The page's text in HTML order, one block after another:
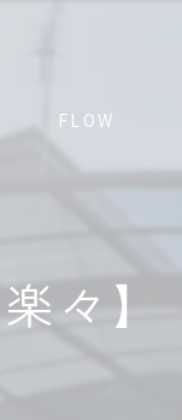
FLOW
々】